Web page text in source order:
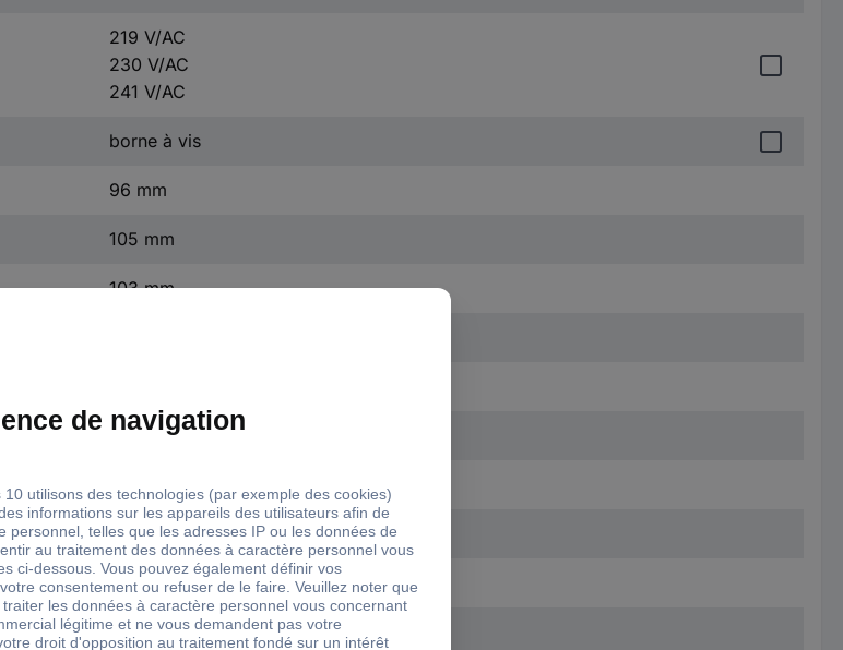
219 V/AC
230 V/AC
241 V/AC
borne à vis
96 mm
105 mm
103 mm
ouvert
1 x 219 V/AC, 230 V/AC, 241 V/AC
50 - 60 Hz
3.5 kg
1 pc(s)